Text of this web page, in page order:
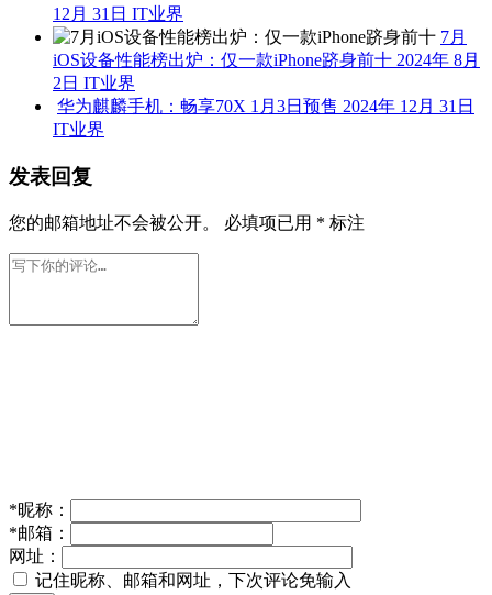
12月 31日 IT业界
7月
iOS设备性能榜出炉：仅一款iPhone跻身前十 2024年 8月
2日 IT业界
华为麒麟手机：
畅享70X 1月3日预售
发表回复
您的邮箱地址不会被公开。 必填项已用 * 标注
*昵称：
*邮箱：
网址：
记住昵称、邮箱和网址，下次评论免输入